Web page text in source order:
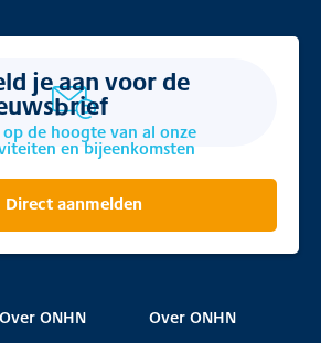
je aan voor de
de hoogte van al onze
en bijeenkomsten
Direct aanmelden
Over ONHN Over ONHN